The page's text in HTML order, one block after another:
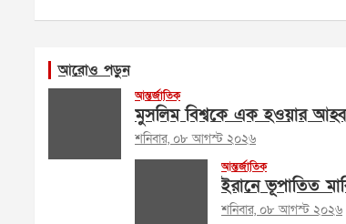
আরোও পড়ুন
আন্তর্জাতিক
মুসলিম বিশ্বকে এক হওয়ার আহ্বান
শনিবার, ০৮ আগস্ট ২০২৬
আন্তর্জাতিক
ইরানে ভূপাতিত
শনিবার, ০৮ আগস্ট ২০২৬